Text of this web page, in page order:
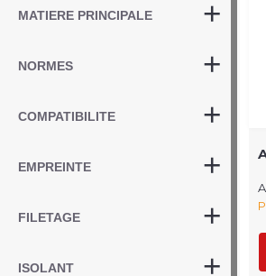
MATIERE PRINCIPALE
NORMES
COMPATIBILITE
EMPREINTE
FILETAGE
ISOLANT